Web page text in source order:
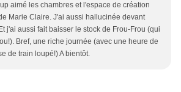
aimé les chambres et l'espace de création
Marie Claire. J'ai aussi hallucinée devant
j'ai aussi fait baisser le stock de Frou-Frou (qui
Bref, une riche journée (avec une heure de
de train loupé!) A bientôt.